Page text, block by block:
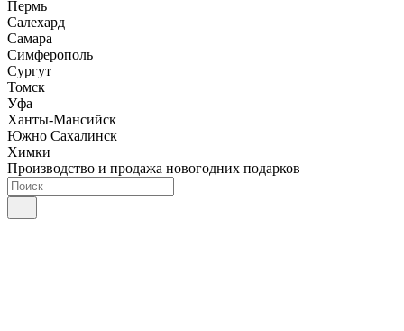
Пермь
Салехард
Самара
Симферополь
Сургут
Томск
Уфа
Ханты-Мансийск
Южно Сахалинск
Химки
Производство и продажа новогодних подарков